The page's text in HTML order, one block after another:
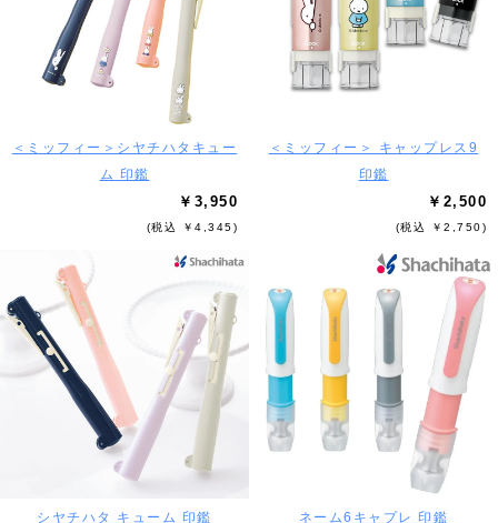
＜ミッフィー＞シヤチハタキュー
ム 印鑑
￥3,950
(税込 ￥4,345)
＜ミッフィー＞ キャップレス9
印鑑
￥2,500
(税込 ￥2,750)
シヤチハタ キューム 印鑑 ネーム6キャプレ 印鑑